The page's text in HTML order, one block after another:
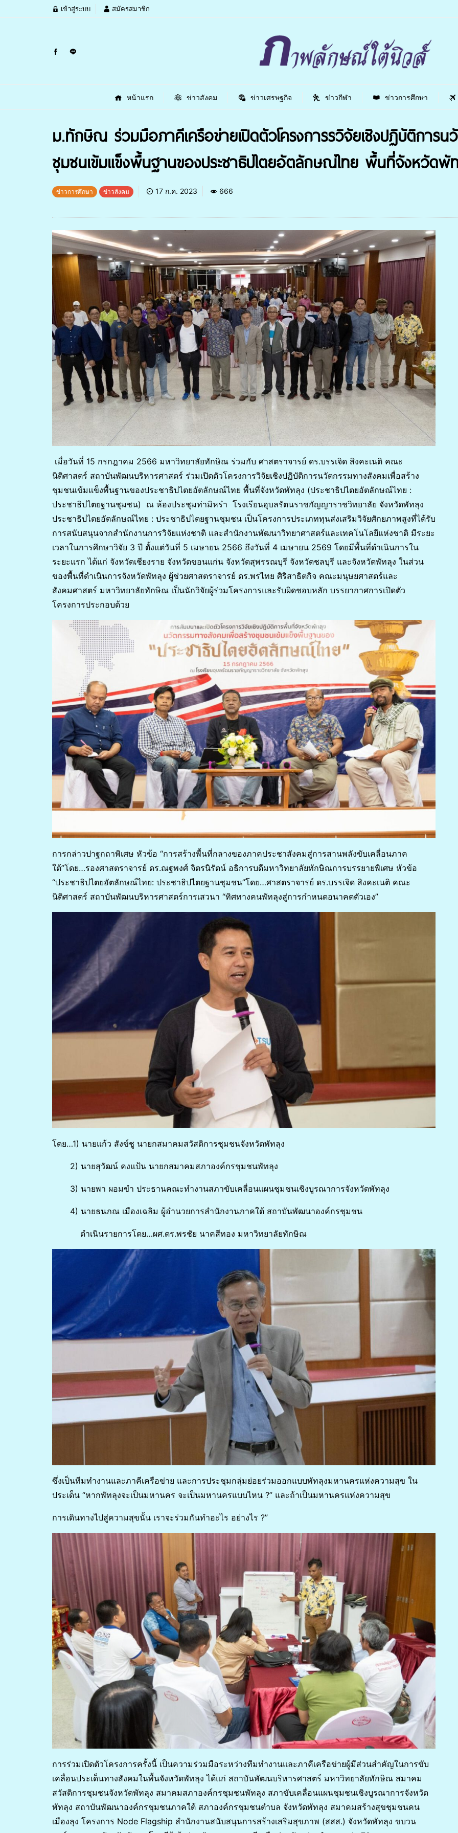
เข้าสู่ระบบ สมัครสมาชิก
หน้าแรก ข่าวสังคม ข่าวเศรษฐกิจ ข่าวกีฬา ข่าวการศึกษา
ม.ทักษิณ ร่วมมือภาคีเครือข่ายเปิดตัวโครงการรวิจัยเชิงปฏิบัติการน
ชุมชนเข้มแข็งพื้นฐานของประชาธิปไตยอัตลักษณ์ไทย พื้นที่จังหวัดพั
ข่าวการศึกษา ข่าวสังคม 17 ก.ค. 2023 666
เมื่อวันที่ 15 กรกฎาคม 2566 มหาวิทยาลัยทักษิณ ร่วมกับ ศาสตราจารย์ ดร.บรรเจิด สิงคะเนติ คณะ
นิติศาสตร์ สถาบันพัฒนบริหารศาสตร์ ร่วมเปิดตัวโครงการวิจัยเชิงปฏิบัติการนวัตกรรมทางสังคมเพื่อสร้าง
ชุมชนเข้มแข็งพื้นฐานของประชาธิปไตยอัตลักษณ์ไทย พื้นที่จังหวัดพัทลุง (ประชาธิปไตยอัตลักษณ์ไทย :
ประชาธิปไตยฐานชุมชน) ณ ห้องประชุมท่ามิหรำ โรงเรียนอุบลรัตนราชกัญญาราชวิทยาลัย จังหวัดพัทลุง
ประชาธิปไตยอัตลักษณ์ไทย : ประชาธิปไตยฐานชุมชน เป็นโครงการประเภททุนส่งเสริมวิจัยศักยภาพสูงที่ได้รับ
การสนับสนุนจากสำนักงานการวิจัยแห่งชาติ และสำนักงานพัฒนาวิทยาศาสตร์และเทคโนโลยีแห่งชาติ มีระยะ
เวลาในการศึกษาวิจัย 3 ปี ตั้งแต่วันที่ 5 เมษายน 2566 ถึงวันที่ 4 เมษายน 2569 โดยมีพื้นที่ดำเนินการใน
ระยะแรก ได้แก่ จังหวัดเชียงราย จังหวัดขอนแก่น จังหวัดสุพรรณบุรี จังหวัดชลบุรี และจังหวัดพัทลุง ในส่วน
ของพื้นที่ดำเนินการจังหวัดพัทลุง ผู้ช่วยศาสตราจารย์ ดร.พรไทย ศิริสาธิตกิจ คณะมนุษยศาสตร์และ
สังคมศาสตร์ มหาวิทยาลัยทักษิณ เป็นนักวิจัยผู้ร่วมโครงการและรับผิดชอบหลัก บรรยากาศการเปิดตัว
โครงการประกอบด้วย
การกล่าวปาฐกถาพิเศษ หัวข้อ “การสร้างพื้นที่กลางของภาคประชาสังคมสู่การสานพลังขับเคลื่อนภาค
ใต้”โดย…รองศาสตราจารย์ ดร.ณฐพงศ์ จิตรนิรัตน์ อธิการบดีมหาวิทยาลัยทักษิณการบรรยายพิเศษ หัวข้อ
“ประชาธิปไตยอัตลักษณ์ไทย: ประชาธิปไตยฐานชุมชน”โดย…ศาสตราจารย์ ดร.บรรเจิด สิงคะเนติ คณะ
นิติศาสตร์ สถาบันพัฒนบริหารศาสตร์การเสวนา “ทิศทางคนพัทลุงสู่การกำหนดอนาคตตัวเอง”
โดย…1) นายแก้ว สังข์ชู นายกสมาคมสวัสดิการชุมชนจังหวัดพัทลุง
2) นายสุวัฒน์ คงแป้น นายกสมาคมสภาองค์กรชุมชนพัทลุง
3) นายพา ผอมขำ ประธานคณะทำงานสภาขับเคลื่อนแผนชุมชนเชิงบูรณาการจังหวัดพัทลุง
4) นายธนภณ เมืองเฉลิม ผู้อำนวยการสำนักงานภาคใต้ สถาบันพัฒนาองค์กรชุมชน
ดำเนินรายการโดย…ผศ.ดร.พรชัย นาคสีทอง มหาวิทยาลัยทักษิณ
ซึ่งเป็นทีมทำงานและภาคีเครือข่าย และการประชุมกลุ่มย่อยร่วมออกแบบพัทลุงมหานครแห่งความสุข ใน
ประเด็น “หากพัทลุงจะเป็นมหานคร จะเป็นมหานครแบบไหน ?” และถ้าเป็นมหานครแห่งความสุข
การเดินทางไปสู่ความสุขนั้น เราจะร่วมกันทำอะไร อย่างไร ?”
การร่วมเปิดตัวโครงการครั้งนี้ เป็นความร่วมมือระหว่างทีมทำงานและภาคีเครือข่ายผู้มีส่วนสำคัญในการขับ
เคลื่อนประเด็นทางสังคมในพื้นจังหวัดพัทลุง ได้แก่ สถาบันพัฒนบริหารศาสตร์ มหาวิทยาลัยทักษิณ สมาคม
สวัสดิการชุมชนจังหวัดพัทลุง สมาคมสภาองค์กรชุมชนพัทลุง สภาขับเคลื่อนแผนชุมชนเชิงบูรณาการจังหวัด
พัทลุง สถาบันพัฒนาองค์กรชุมชนภาคใต้ สภาองค์กรชุมชนตำบล จังหวัดพัทลุง สมาคมสร้างสุขชุมชนคน
เมืองลุง โครงการ Node Flagship สำนักงานสนับสนุนการสร้างเสริมสุขภาพ (สสส.) จังหวัดพัทลุง ขบวน